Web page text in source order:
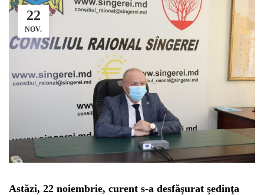
22
NOV.
Astăzi, 22 noiembrie, curent s-a desfăşurat şedinţa